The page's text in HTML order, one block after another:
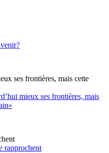
ses frontières, mais cette
mieux ses frontières, mais
rapprochent